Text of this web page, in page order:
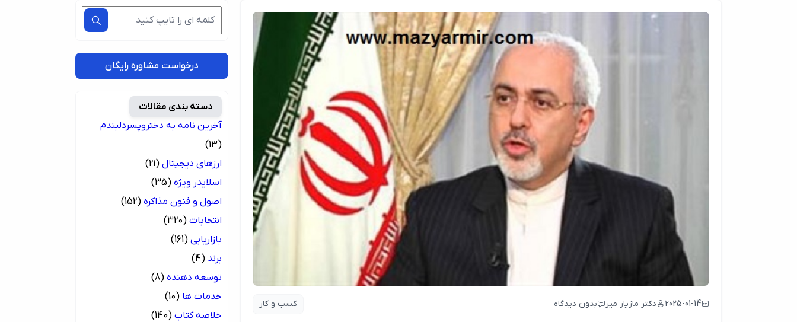
2025-01-14 دکتر مازیار میر بدون دیدگاه کسب و کار
درخواست مشاوره رایگان
دسته بندی مقالات
آخرین نامه به دختروپسردلبندم
(13)
ارزهای دیجیتال (21)
اسلایدر ویژه (35)
اصول و فنون مذاکره (152)
انتخابات (320)
بازاریابی (161)
برند (4)
توسعه دهنده (8)
خدمات ها (10)
خلاصه کتاب (140)